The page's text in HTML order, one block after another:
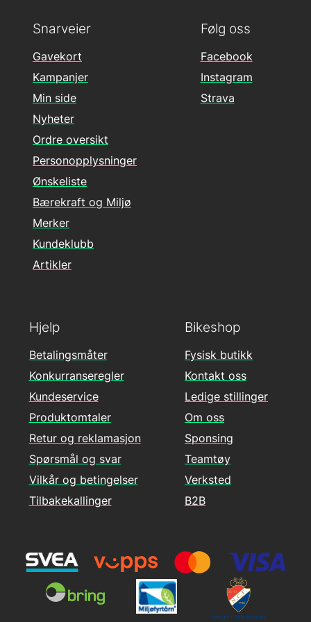
Følg oss
Facebook
Instagram
Strava
Hjelp
Betalingsmåter
Konkurranseregler
Kundeservice
Produktomtaler
Retur og reklamasjon
Spørsmål og svar
Vilkår og betingelser
Tilbakekallinger
Snarveier
Gavekort
Kampanjer
Min side
Nyheter
Ordre oversikt
Personopplysninger
Ønskeliste
Bærekraft og Miljø
Merker
Kundeklubb
Artikler
Bikeshop
Fysisk butikk
Kontakt oss
Ledige stillinger
Om oss
Sponsing
Teamtøy
Verksted
B2B